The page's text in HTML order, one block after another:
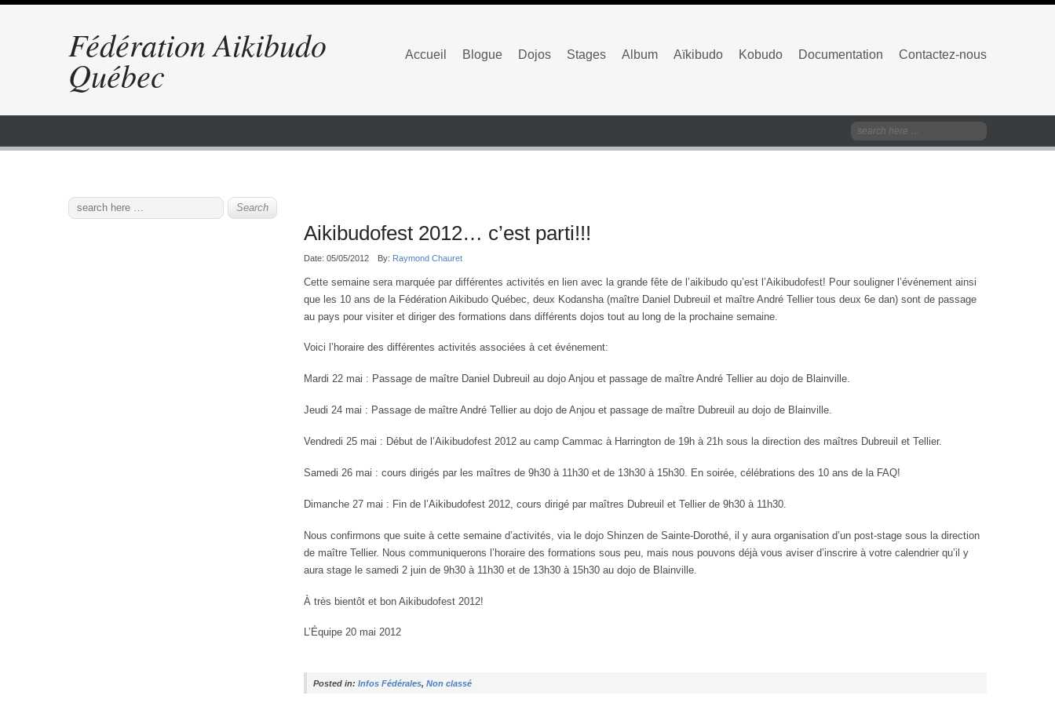
Fédération Aikibudo
Québec Accueil Blogue Dojos Stages Album Aïkibudo Kobudo Documentation Contactez-nous
Aikibudofest 2012… c’est parti!!!
Date: 05/05/2012 By: Raymond Chauret
Cette semaine sera marquée par différentes activités en lien avec la grande fête de l’aikibudo qu’est l’Aikibudofest! Pour souligner l’événement ainsi
que les 10 ans de la Fédération Aikibudo Québec, deux Kodansha (maître Daniel Dubreuil et maître André Tellier tous deux 6e dan) sont de passage
au pays pour visiter et diriger des formations dans différents dojos tout au long de la prochaine semaine.
Voici l’horaire des différentes activités associées à cet événement:
Mardi 22 mai : Passage de maître Daniel Dubreuil au dojo Anjou et passage de maître André Tellier au dojo de Blainville.
Jeudi 24 mai : Passage de maître André Tellier au dojo de Anjou et passage de maître Dubreuil au dojo de Blainville.
Vendredi 25 mai : Début de l’Aikibudofest 2012 au camp Cammac à Harrington de 19h à 21h sous la direction des maîtres Dubreuil et Tellier.
Samedi 26 mai : cours dirigés par les maîtres de 9h30 à 11h30 et de 13h30 à 15h30. En soirée, célébrations des 10 ans de la FAQ!
Dimanche 27 mai : Fin de l’Aikibudofest 2012, cours dirigé par maîtres Dubreuil et Tellier de 9h30 à 11h30.
Nous confirmons que suite à cette semaine d’activités, via le dojo Shinzen de Sainte-Dorothé, il y aura organisation d’un post-stage sous la direction
de maître Tellier. Nous communiquerons l’horaire des formations sous peu, mais nous pouvons déjà vous aviser d’inscrire à votre calendrier qu’il y
aura stage le samedi 2 juin de 9h30 à 11h30 et de 13h30 à 15h30 au dojo de Blainville.
À très bientôt et bon Aikibudofest 2012!
L’Équipe 20 mai 2012
Posted in:Infos Fédérales,Non classé